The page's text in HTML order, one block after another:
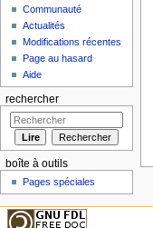
Communauté
Actualités
Modifications récentes
Page au hasard
Aide
rechercher
boîte à outils
Pages spéciales